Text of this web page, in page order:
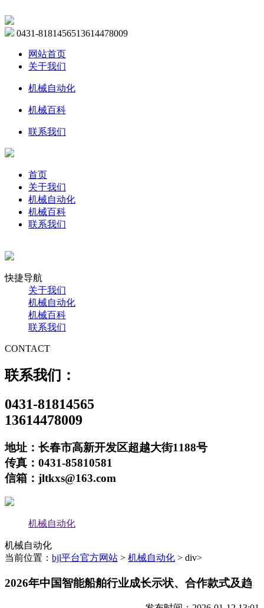
0431-8181456513614478009
网站首页
关于我们
机械自动化
机械百科
联系我们
首页
关于我们
机械自动化
机械百科
联系我们
快捷导航
关于我们
机械自动化
机械百科
联系我们
CONTACT
联系我们：
0431-81814565
13614478009
地址：长春市高新开发区超越大街1188号
传真：0431-85810581
信箱：jltkxs@163.com
机械自动化
机械自动化
当前位置： bjl平台官方网站 > 机械自动化 > div>
2026年中国智能船舶行业成长示状、合作款式及趋